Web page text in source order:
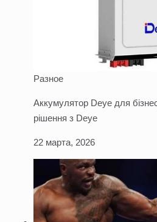
Разное
Аккумулятор Deye для
рішення з Deye
22 марта, 2026